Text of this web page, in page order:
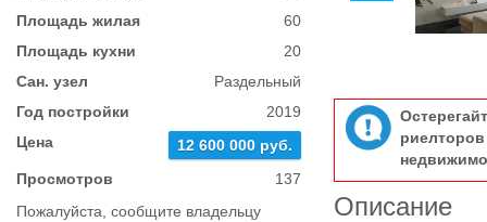
Площадь жилая
60
Площадь кухни
20
Сан. узел
Раздельный
Год постройки
2019
Цена
12 600 000 руб.
Просмотров
137
Пожалуйста, сообщите владельцу
Описание